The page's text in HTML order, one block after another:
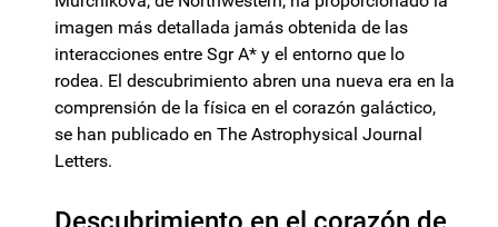
imagen más detallada jamás obtenida de las
interacciones entre Sgr A* y el entorno que lo
rodea. El descubrimiento abren una nueva era en la
comprensión de la física en el corazón galáctico,
se han publicado en The Astrophysical Journal
Letters.